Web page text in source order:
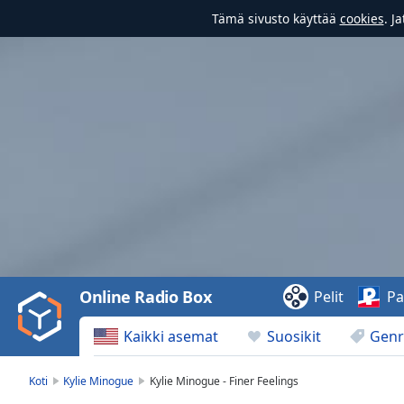
Tämä sivusto käyttää cookies.
Video
Play
Backward
Skip
Kaikki asemat Suosikit
Online Radio Box Pelit
Koti Kylie Minogue Kylie Minogue - Finer Feelings